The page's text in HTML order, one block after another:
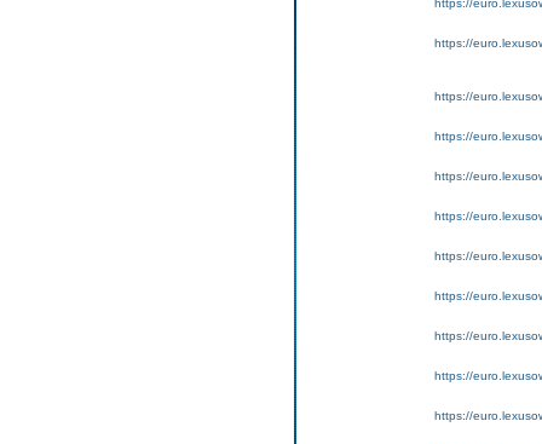
https://
https://
https://
https://
https://
https://
https://
https://
https://
https://
https://